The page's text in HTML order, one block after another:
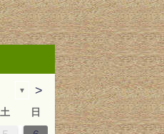
▼ >
土 日